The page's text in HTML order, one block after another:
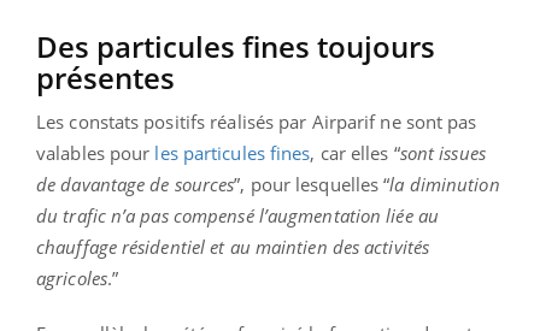
Des particules fines toujours
présentes
Les constats positifs réalisés par Airparif ne sont pas
valables pour les particules fines, car elles “sont issues
de davantage de sources”, pour lesquelles “la diminution
du trafic n’a pas compensé l’augmentation liée au
chauffage résidentiel et au maintien des activités
agricoles.”